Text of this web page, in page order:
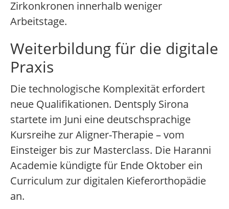
Zirkonkronen innerhalb weniger
Arbeitstage.
Weiterbildung für die digitale
Praxis
Die technologische Komplexität erfordert
neue Qualifikationen. Dentsply Sirona
startete im Juni eine deutschsprachige
Kursreihe zur Aligner-Therapie – vom
Einsteiger bis zur Masterclass. Die Haranni
Academie kündigte für Ende Oktober ein
Curriculum zur digitalen Kieferorthopädie
an.